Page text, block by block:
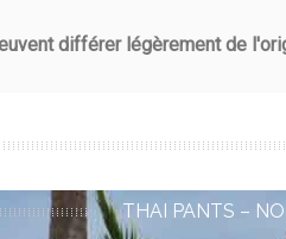
différer légèrement de
THAI PANTS –